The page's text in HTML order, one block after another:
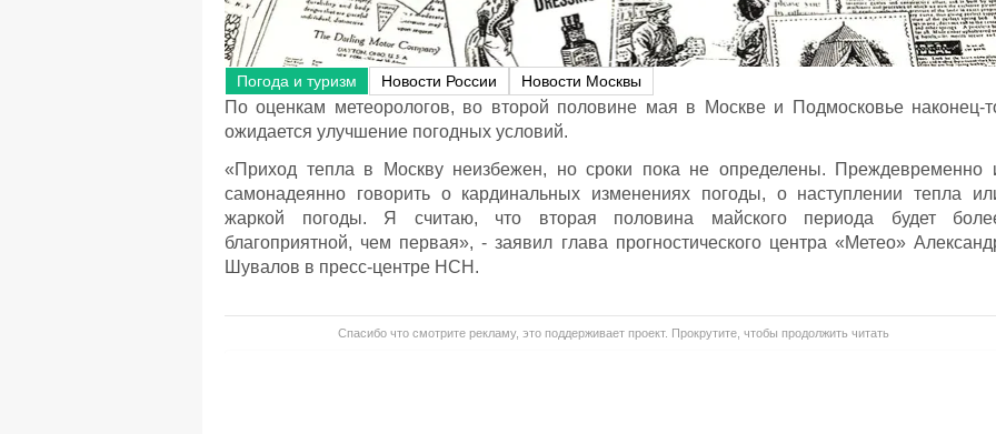
Погода и туризм Новости России Новости Москвы
По оценкам метеорологов, во второй половине мая в Москве и Подмосковье наконец-
ожидается улучшение погодных условий.
«Приход тепла в Москву неизбежен, но сроки пока не определены. Преждевременно
самонадеянно говорить о кардинальных изменениях погоды, о наступлении тепла
жаркой погоды. Я считаю, что вторая половина майского периода будет
благоприятной, чем первая», - заявил глава прогностического центра «Метео»
Шувалов в пресс-центре НСН.
Спасибо что смотрите рекламу, это поддерживает проект. Прокрутите, чтобы продолжить читать